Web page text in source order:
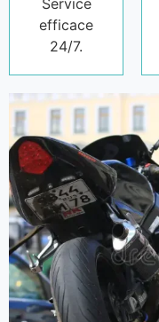
Service
efficace
24/7.